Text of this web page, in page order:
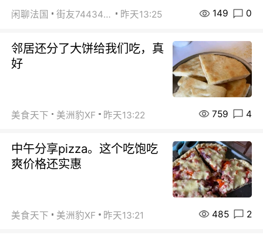
闲聊法国 街友74434350 昨天13:25 149 0
邻居还分了大饼给我们吃，真
好
美食天下 美洲豹XF 昨天13:22 759 4
中午分享pizza。这个吃饱吃
爽价格还实惠
美食天下 美洲豹XF 昨天13:21 485 2